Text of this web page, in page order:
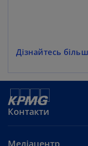
Дізнайтесь
Контакти
Медіацентр